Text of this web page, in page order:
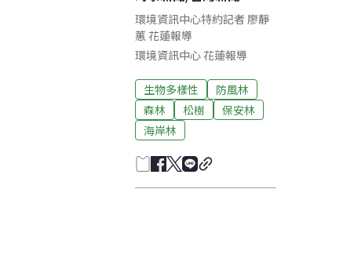
環境資訊中心特約記者 廖靜
蕙 花蓮報導
環境資訊中心 花蓮報導
生物多樣性
防風林
森林
松樹
保安林
海岸林